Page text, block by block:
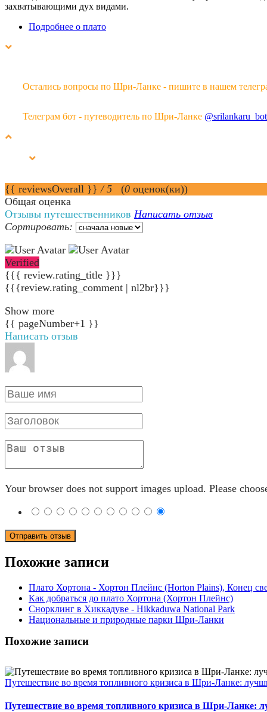
захватывающими дух видами.
Подробнее о плато
Остались вопросы по Шри-Ланке - пишите в нашем
Телеграм бот - путеводитель по Шри-Ланке @srilankaru_bot
{{ reviewsOverall }} / 5 (0 оценок(ки))
Общая оценка
Отзывы путешественников Написать отзыв
Сортировать:
Verified
{{{ review.rating_title }}}
{{{review.rating_comment | nl2br}}}
Show more
{{ pageNumber+1 }}
Написать отзыв
Your browser does not support images upload. Please
Похожие записи
Плато Хортона - Хортон Плейнс (Horton Plains), Конец
Как добраться до плато Хортона (Хортон Плейнс)
Снорклинг в Хиккадуве - Hikkaduwa National Park
Национальные и природные парки Шри-Ланки
Похожие записи
Путешествие во время топливного кризиса в Шри-Ланке:
Путешествие во время топливного кризиса в Шри-Ланке: